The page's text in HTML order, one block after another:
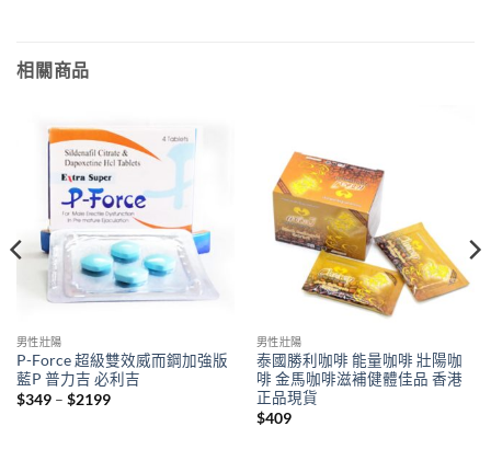
相關商品
男性壯陽
P-Force 超級雙效威而鋼加強版
藍P 普力吉 必利吉
$349 – $2199Price
男性壯陽
泰國勝利咖啡 能量咖啡 壯陽咖
啡 金馬咖啡滋補健體佳品 香港
正品現貨
$409